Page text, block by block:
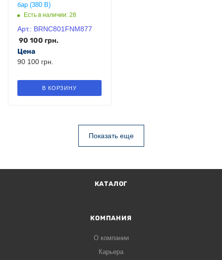
бар (380 В)
Есть в наличии: 28
Арт.: BRNC801FNM877
90 100 грн.
Цена
90 100 грн.
В КОРЗИНУ
КАТАЛОГ
КОМПАНИЯ
О компании
Карьера